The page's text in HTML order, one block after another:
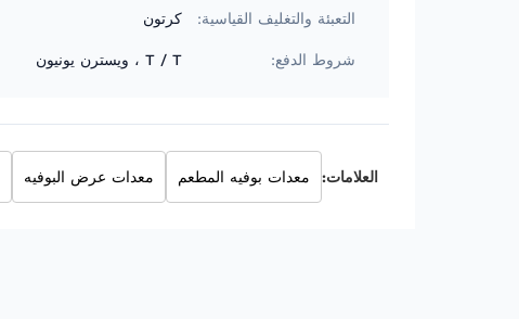
التعبئة والتغليف القياسية: كرتون
شروط الدفع: T / T ، ويسترن يونيون
العلامات: معدات بوفيه المطعم معدات عرض البوفيه